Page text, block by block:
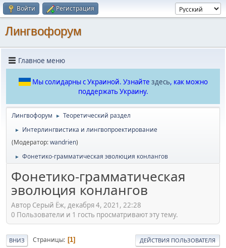
Войти Регистрация
Лингвофорум
Главное меню
Мы солидарны с Украиной. Узнайте здесь, как можно
поддержать Украину.
Лингвофорум ► Теоретический раздел
►
Интерлингвистика и лингвопроектирование
(Модератор:wandrien)
► Фонетико-грамматическая эволюция конлангов
Фонетико-грамматическая
эволюция конлангов
Автор Серый Ёж, декабря 4, 2021, 22:28
0 Пользователи и 1 гость просматривают эту тему.
ВНИЗ Страницы 1 ДЕЙСТВИЯ ПОЛЬЗОВАТЕЛЯ